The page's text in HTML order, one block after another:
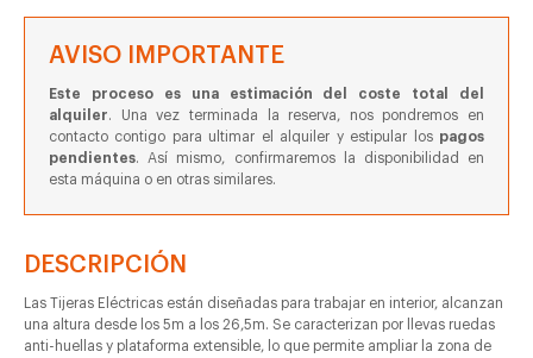
AVISO IMPORTANTE
Este proceso es una estimación del coste total del
alquiler. Una vez terminada la reserva, nos pondremos en
contacto contigo para ultimar el alquiler y estipular los pagos
pendientes. Así mismo, confirmaremos la disponibilidad en
esta máquina o en otras similares.
DESCRIPCIÓN
Las Tijeras Eléctricas están diseñadas para trabajar en interior, alcanzan
una altura desde los 5m a los 26,5m. Se caracterizan por llevas ruedas
anti-huellas y plataforma extensible, lo que permite ampliar la zona de